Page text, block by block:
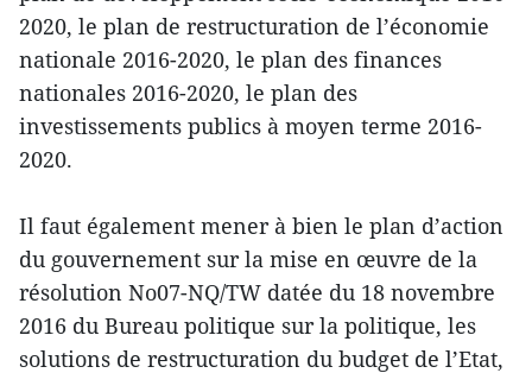
2020, le plan de restructuration de l’économie
nationale 2016-2020, le plan des finances
nationales 2016-2020, le plan des
investissements publics à moyen terme 2016-
2020.
Il faut également mener à bien le plan d’action
du gouvernement sur la mise en œuvre de la
résolution No07-NQ/TW datée du 18 novembre
2016 du Bureau politique sur la politique, les
solutions de restructuration du budget de l’Etat,